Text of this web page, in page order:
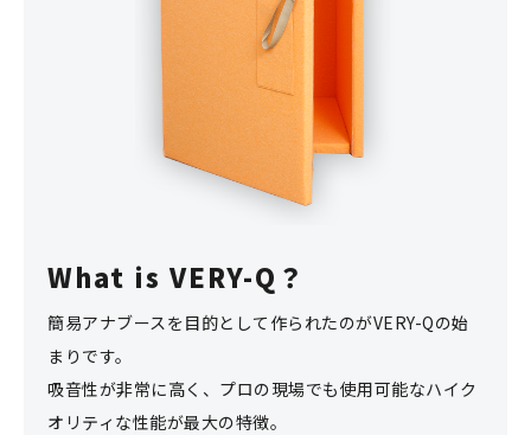
What is VERY-Q？
簡易アナブースを目的として作られたのがVERY-Qの始
まりです。
吸音性が非常に高く、プロの現場でも使用可能なハイク
オリティな性能が最大の特徴。